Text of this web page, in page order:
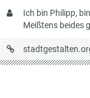
Über
mich
Ich bin Philipp,
Meißtens beides
URL
auf